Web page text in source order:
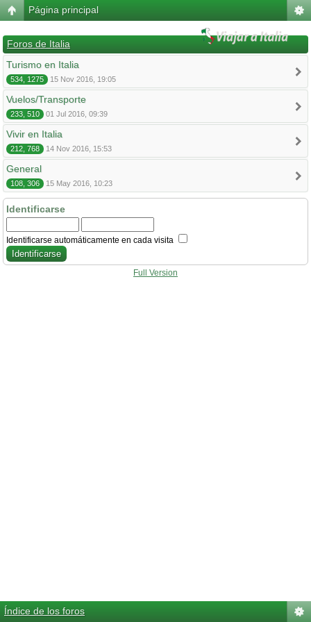
Página principal
Foros de Italia
Turismo en Italia
534, 1275 15 Nov 2016, 19:05
Vuelos/Transporte
233, 510 01 Jul 2016, 09:39
Vivir en Italia
212, 768 14 Nov 2016, 15:53
General
108, 306 15 May 2016, 10:23
Identificarse
Identificarse automáticamente en cada visita
Full Version
Índice de los foros